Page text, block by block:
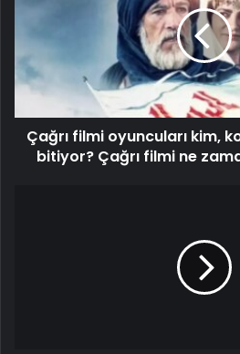
Çağrı filmi oyuncuları kim,
bitiyor? Çağrı filmi ne